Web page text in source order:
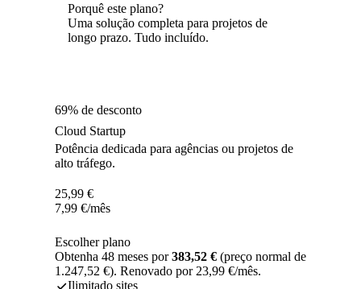
Porquê este plano?
Uma solução completa para projetos de
longo prazo. Tudo incluído.
69% de desconto
Cloud Startup
Potência dedicada para agências ou projetos de
alto tráfego.
25,99 €
7,99 €/mês
Escolher plano
Obtenha 48 meses por383,52 € (preço normal de
1.247,52 €). Renovado por 23,99 €/mês.
Ilimitado sites